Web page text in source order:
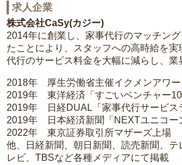
求人企業
株式会社CaSy(カジー)
2014年に創業し、家事代行のマッチン
たことにより、スタッフへの高時給を実
代行のサービス料金を大幅に減らし、業
2018年 厚生労働省主催イクメンアワー
2019年 東洋経済「すごいベンチャー
2019年 日経DUAL「家事代行サービス
2019年 日本経済新聞「NEXTユニコー
2022年 東京証券取引所マザーズ上場
他、日経新聞、朝日新聞、読売新聞、テ
レビ、TBSなど各種メディアにて掲載